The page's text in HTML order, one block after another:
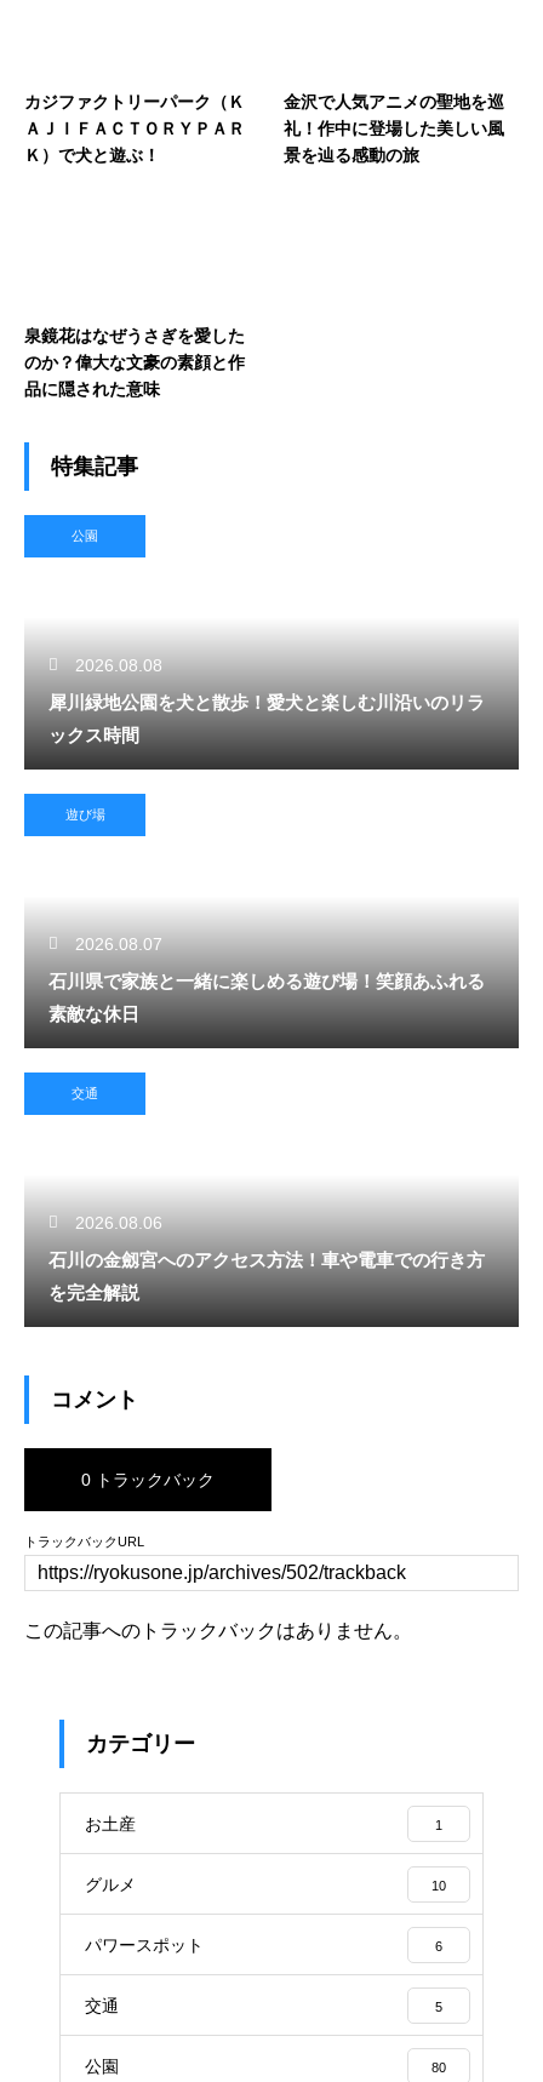
カジファクトリーパーク（Ｋ
ＡＪＩＦＡＣＴＯＲＹＰＡＲ
Ｋ）で犬と遊ぶ！
金沢で人気アニメの聖地を巡
礼！作中に登場した美しい風
景を辿る感動の旅
泉鏡花はなぜうさぎを愛した
のか？偉大な文豪の素顔と作
品に隠された意味
特集記事
公園
2026.08.08
犀川緑地公園を犬と散歩！愛犬と楽しむ川沿いのリラ
ックス時間
遊び場
2026.08.07
石川県で家族と一緒に楽しめる遊び場！笑顔あふれる
素敵な休日
交通
2026.08.06
石川の金劔宮へのアクセス方法！車や電車での行き方
を完全解説
コメント
0 トラックバック
トラックバックURL
この記事へのトラックバックはありません。
カテゴリー
お土産 1
グルメ 10
パワースポット 6
交通 5
公園 80